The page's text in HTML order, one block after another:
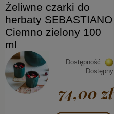
Żeliwne czarki do
herbaty SEBASTIANO
Ciemno zielony 100
ml
Dostępność:
Dostępny
74,00 zł